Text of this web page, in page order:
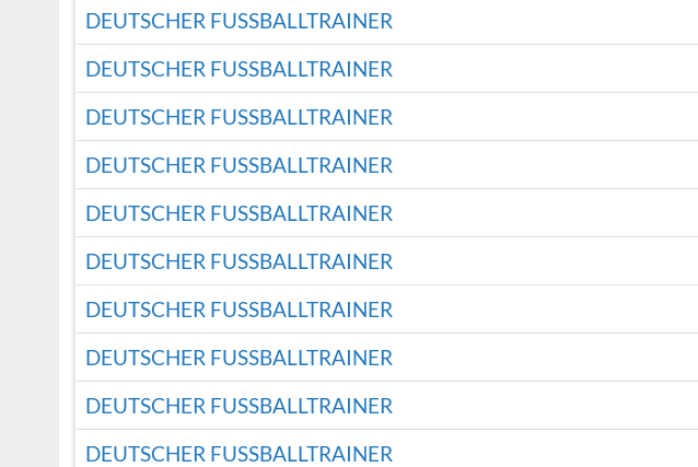
DEUTSCHER FUSSBALLTRAINER
DEUTSCHER FUSSBALLTRAINER
DEUTSCHER FUSSBALLTRAINER
DEUTSCHER FUSSBALLTRAINER
DEUTSCHER FUSSBALLTRAINER
DEUTSCHER FUSSBALLTRAINER
DEUTSCHER FUSSBALLTRAINER
DEUTSCHER FUSSBALLTRAINER
DEUTSCHER FUSSBALLTRAINER
DEUTSCHER FUSSBALLTRAINER